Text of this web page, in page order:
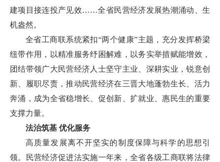
建项目接连投产见效……全省民营经济发展热潮涌动、生
机盎然。
全省工商联系统紧扣“两个健康”主题，充分发挥桥梁
纽带作用，以精准服务纾困解难，以务实举措赋能增效，
团结带领广大民营经济人士坚守主业、深耕实业，锐意创
新、履职尽责，推动民营经济在三晋大地蓬勃生长、活力
奔涌，成为全省稳增长、促创新、扩就业、惠民生的重要
支撑力量。
法治筑基 优化服务
高质量发展离不开坚实的制度保障与科学的思想引
领。民营经济促进法实施一年来，全省各级工商联将法律